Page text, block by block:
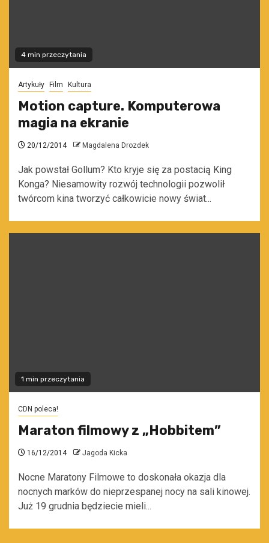
4 min przeczytania
Artykuły Film Kultura
Motion capture. Komputerowa
magia na ekranie
20/12/2014 Magdalena Drozdek
Jak powstał Gollum? Kto kryje się za postacią King
Konga? Niesamowity rozwój technologii pozwolił
twórcom kina tworzyć całkowicie nowy świat...
1 min przeczytania
CDN poleca!
Maraton filmowy z „Hobbitem”
16/12/2014 Jagoda Kicka
Nocne Maratony Filmowe to doskonała okazja dla
nocnych marków do nieprzespanej nocy na sali kinowej.
Już 19 grudnia będziecie mieli...